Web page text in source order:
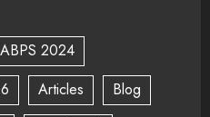
ABPS 2024
Articles
Blog